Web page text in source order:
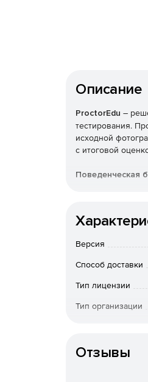
Описание
ProctorEdu –
тестирования.
исходной
с итоговой
Поведенческая
Захват
Определение
Контроль
Версия
Способ доставки
Тип лицензии
Тип организации
Отзывы